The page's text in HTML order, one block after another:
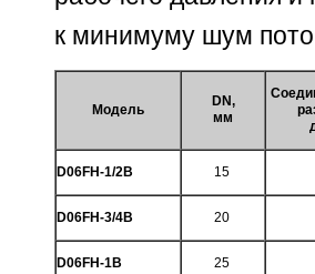
к минимуму шум
Модель
DN,
мм
D06FH-1/2B 15
D06FH-3/4B 20
D06FH-1B 25